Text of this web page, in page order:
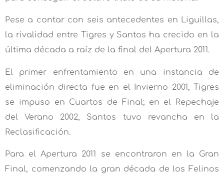
Pese a contar con seis antecedentes en Liguillas,
la rivalidad entre Tigres y Santos ha crecido en la
última década a raíz de la final del Apertura 2011.
El primer enfrentamiento en una instancia de
eliminación directa fue en el Invierno 2001, Tigres
se impuso en Cuartos de Final; en el Repechaje
del Verano 2002, Santos tuvo revancha en la
Reclasificación.
Para el Apertura 2011 se encontraron en la Gran
Final, comenzando la gran década de los Felinos